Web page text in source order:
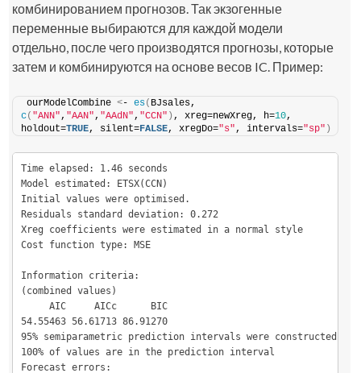
комбинированием прогнозов. Так экзогенные
переменные выбираются для каждой модели
отдельно, после чего производятся прогнозы, которые
затем и комбинируются на основе весов IC. Пример:
ourModelCombine <- es(
c( "ANN", "AAN", "AAdN", "CCN" ) , xreg=newXreg, h=10,
holdout=TRUE, silent=FALSE, xregDo="s", intervals="sp" )
Time elapsed: 1.46 seconds
Model estimated: ETSX(CCN)
Initial values were optimised.
Residuals standard deviation: 0.272
Xreg coefficients were estimated in a normal style
Cost function type: MSE
Information criteria:
(combined values)
     AIC     AICc      BIC
54.55463 56.61713 86.91270
95% semiparametric prediction intervals were constructed
100% of values are in the prediction interval
Forecast errors: